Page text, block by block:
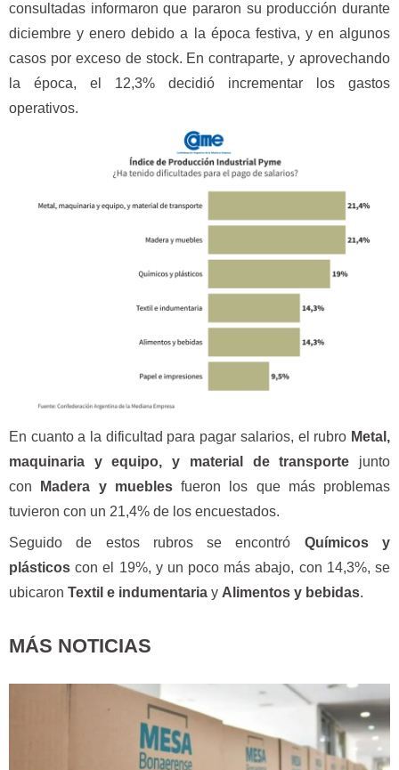
consultadas informaron que pararon su producción durante
diciembre y enero debido a la época festiva, y en algunos
casos por exceso de stock. En contraparte, y aprovechando
la época, el 12,3% decidió incrementar los gastos
operativos.
En cuanto a la dificultad para pagar salarios, el rubro Metal,
maquinaria y equipo, y material de transporte junto
con
Madera y mueblesfueron los que más problemas
tuvieron con un 21,4% de los encuestados.
Seguido de estos rubros se encontró Químicos y
plásticos con el 19%, y un poco más abajo, con 14,3%, se
ubicaron Textil e indumentaria y Alimentos y bebidas.
MÁS NOTICIAS